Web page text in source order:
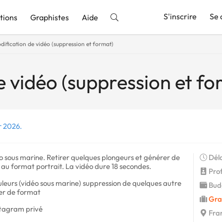
Graphistes Aide S'inscrire Se
de vidéo (suppression et format)
vidéo (suppression et
2026.
marine. Retirer quelques plongeurs et générer de
format portrait. La vidéo dure 18 secondes.
(vidéo sous marine) suppression de quelques autre
de format
privé